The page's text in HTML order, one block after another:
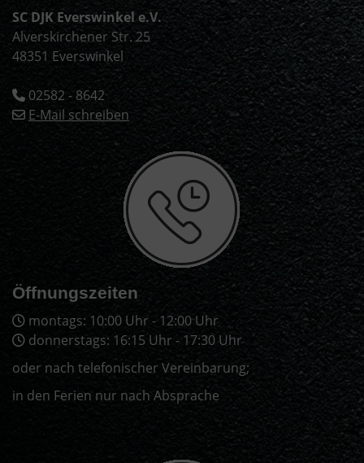
SC DJK Everswinkel e.V.
Alverskirchener Str. 25
48351 Everswinkel
02582 - 8642
E-Mail schreiben
Öffnungszeiten
montags: 10:00 Uhr - 12:00 Uhr
donnerstags: 16:15 Uhr - 17:30 Uhr
oder nach telefonischer Vereinbarung;
in den Ferien nur nach Absprache